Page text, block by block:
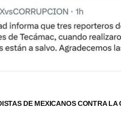
DE MEXICANOS CONTRA LA